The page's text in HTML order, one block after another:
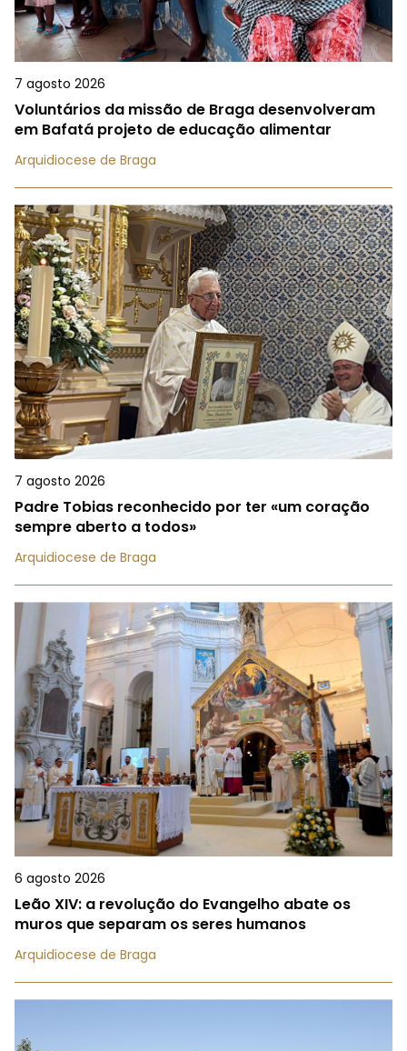
7 agosto 2026
Voluntários da missão de Braga desenvolveram
em Bafatá projeto de educação alimentar
Arquidiocese de Braga
7 agosto 2026
Padre Tobias reconhecido por ter «um coração
sempre aberto a todos»
Arquidiocese de Braga
6 agosto 2026
Leão XIV: a revolução do Evangelho abate os
muros que separam os seres humanos
Arquidiocese de Braga